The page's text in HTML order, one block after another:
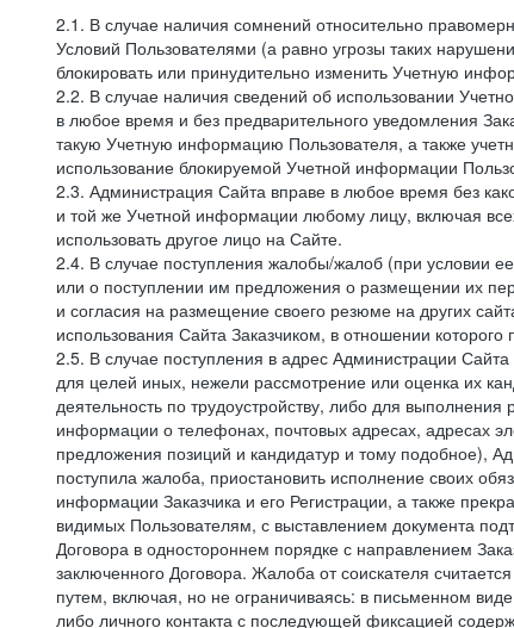
2.1. В случае наличия сомнений относительно
Условий Пользователями (а равно угрозы таких
блокировать или принудительно изменить Учетную
2.2. В случае наличия сведений об использовании
в любое время и без предварительного уведомления
такую Учетную информацию Пользователя, а также
использование блокируемой Учетной информации
2.3. Администрация Сайта вправе в любое время без
и той же Учетной информации любому лицу, включая
использовать другое лицо на Сайте.
2.4. В случае поступления жалобы/жалоб (при условии
или о поступлении им предложения о размещении их
и согласия на размещение своего резюме на других
использования Сайта Заказчиком, в отношении которого
2.5. В случае поступления в адрес Администрации
для целей иных, нежели рассмотрение или оценка их
деятельность по трудоустройству, либо для выполнения
информации о телефонах, почтовых адресах, адресах
предложения позиций и кандидатур и тому подобное),
поступила жалоба, приостановить исполнение своих
информации Заказчика и его Регистрации, а также
видимых Пользователям, с выставлением документа
Договора в одностороннем порядке с направлением
заключенного Договора. Жалоба от соискателя
путем, включая, но не ограничиваясь: в письменном
либо личного контакта с последующей фиксацией